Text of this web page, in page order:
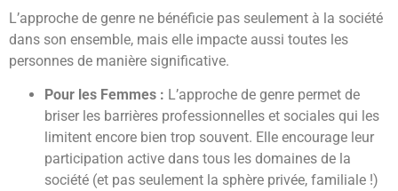
L’approche de genre ne bénéficie pas seulement à la société
dans son ensemble, mais elle impacte aussi toutes les
personnes de manière significative.
Pour les Femmes : L’approche de genre permet de
briser les barrières professionnelles et sociales qui les
limitent encore bien trop souvent. Elle encourage leur
participation active dans tous les domaines de la
société (et pas seulement la sphère privée, familiale !)